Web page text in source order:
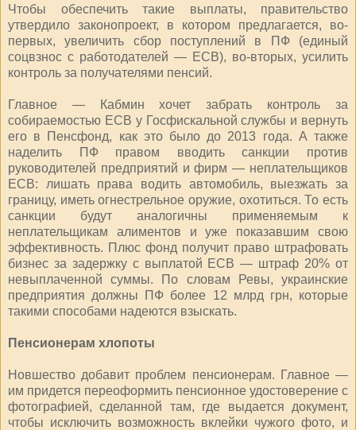
Чтобы обеспечить такие выплаты, правительство
утвердило законопроект, в котором предлагается, во-
первых, увеличить сбор поступлений в ПФ (единый
соцвзнос с работодателей — ЕСВ), во-вторых, усилить
контроль за получателями пенсий.
Главное — Кабмин хочет забрать контроль за
собираемостью ЕСВ у Госфискальной службы и вернуть
его в Пенсфонд, как это было до 2013 года. А также
наделить ПФ правом вводить санкции против
руководителей предприятий и фирм — неплательщиков
ЕСВ: лишать права водить автомобиль, выезжать за
границу, иметь огнестрельное оружие, охотиться. То есть
санкции будут аналогичны применяемым к
неплательщикам алиментов и уже показавшим свою
эффективность. Плюс фонд получит право штрафовать
бизнес за задержку с выплатой ЕСВ — штраф 20% от
невыплаченной суммы. По словам Ревы, украинские
предприятия должны ПФ более 12 млрд грн, которые
такими способами надеются взыскать.
Пенсионерам хлопоты
Новшество добавит проблем пенсионерам. Главное —
им придется переоформить пенсионное удостоверение с
фотографией, сделанной там, где выдается документ,
чтобы исключить возможность вклейки чужого фото, и